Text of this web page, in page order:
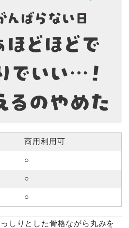
商用利用可
○
○
○
しりとした骨格ながら丸みを